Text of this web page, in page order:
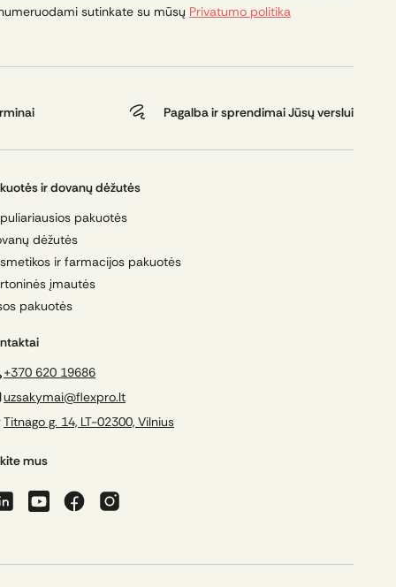
sutinkate su mūsų Privatumo politika
Pagalba ir sprendimai Jūsų verslui
ir dovanų dėžutės
pakuotės
dėžutės
ir farmacijos pakuotės
įmautės
pakuotės
+370 620 19686
uzsakymai@flexpro.lt
Titnago g. 14, LT-02300, Vilnius
mus